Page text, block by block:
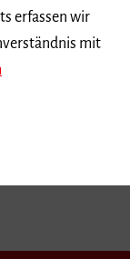
erfassen wir
mit